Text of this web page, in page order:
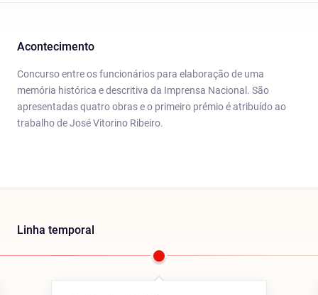
Acontecimento
Concurso entre os funcionários para elaboração de uma
memória histórica e descritiva da Imprensa Nacional. São
apresentadas quatro obras e o primeiro prémio é atribuído ao
trabalho de José Vitorino Ribeiro.
Linha temporal